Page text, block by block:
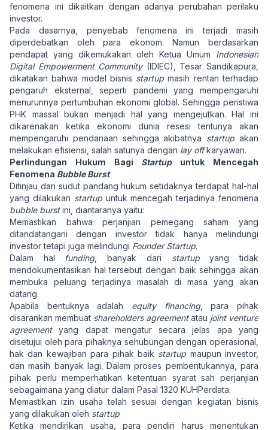
fenomena ini dikaitkan dengan adanya perubahan perilaku
investor.
Pada dasarnya, penyebab fenomena ini terjadi masih
diperdebatkan oleh para ekonom. Namun berdasarkan
pendapat yang dikemukakan oleh Ketua Umum Indonesian
Digital Empowerment Community (IDIEC), Tesar Sandikapura,
dikatakan bahwa model bisnis startup masih rentan terhadap
pengaruh eksternal, seperti pandemi yang mempengaruhi
menurunnya pertumbuhan ekonomi global. Sehingga peristiwa
PHK massal bukan menjadi hal yang mengejutkan. Hal ini
dikarenakan ketika ekonomi dunia resesi tentunya akan
mempengaruhi pendanaan sehingga akibatnya startup akan
melakukan efisiensi, salah satunya dengan lay offkaryawan.
Perlindungan Hukum Bagi Startupuntuk Mencegah
Fenomena Bubble Burst
Ditinjau dari sudut pandang hukum setidaknya terdapat hal-hal
yang dilakukan startupuntuk mencegah terjadinya fenomena
bubble burstini, diantaranya yaitu:
Memastikan bahwa perjanjian pemegang saham yang
ditandatangani dengan investor tidak hanya melindungi
investor tetapi juga melindungi Founder Startup.
Dalam hal funding, banyak dari startupyang tidak
mendokumentasikan hal tersebut dengan baik sehingga akan
membuka peluang terjadinya masalah di masa yang akan
datang.
Apabila bentuknya adalah equity financing, para pihak
disarankan membuat shareholders agreementatau joint venture
agreementyang dapat mengatur secara jelas apa yang
disetujui oleh para pihaknya sehubungan dengan operasional,
hak dan kewajiban para pihak baik startup maupun investor,
dan masih banyak lagi. Dalam proses pembentukannya, para
pihak perlu memperhatikan ketentuan syarat sah perjanjian
sebagaimana yang diatur dalam Pasal 1320 KUHPerdata.
Memastikan izin usaha telah sesuai dengan kegiatan bisnis
yang dilakukan oleh startup
Ketika mendirikan usaha, para pendiri harus menentukan